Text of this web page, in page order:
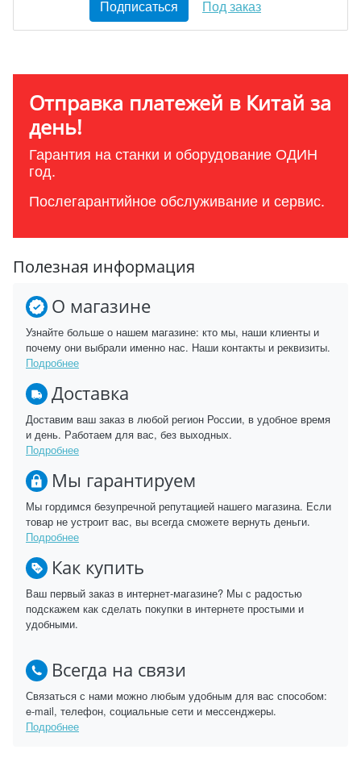
Подписаться Под заказ
Отправка платежей в Китай за
день!
Гарантия на станки и оборудование ОДИН
год.
Послегарантийное обслуживание и сервис.
Полезная информация
О магазине
Узнайте больше о нашем магазине: кто мы, наши клиенты и
почему они выбрали именно нас. Наши контакты и реквизиты.
Подробнее
Доставка
Доставим ваш заказ в любой регион России, в удобное время
и день. Работаем для вас, без выходных.
Подробнее
Мы гарантируем
Мы гордимся безупречной репутацией нашего магазина. Если
товар не устроит вас, вы всегда сможете вернуть деньги.
Подробнее
Как купить
Ваш первый заказ в интернет-магазине? Мы с радостью
подскажем как сделать покупки в интернете простыми и
удобными.
Всегда на связи
Связаться с нами можно любым удобным для вас способом:
e-mail, телефон, социальные сети и мессенджеры.
Подробнее